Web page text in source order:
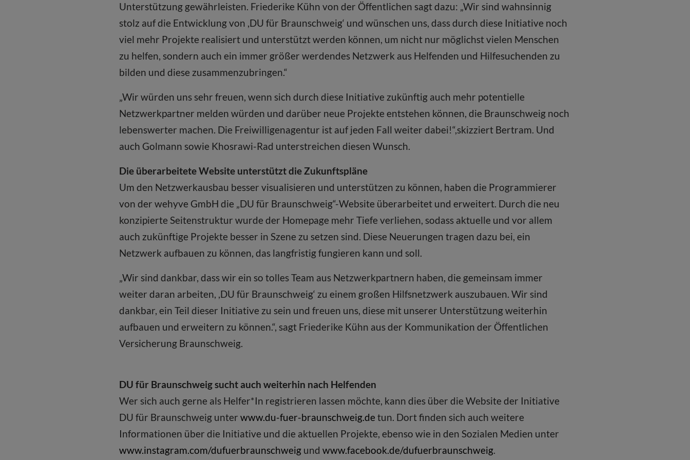
Unterstützung gewährleisten. Friederike Kühn von der Öffentlichen sagt dazu: „Wir sind wahnsinnig
stolz auf die Entwicklung von ,DU für Braunschweig‘ und wünschen uns, dass durch diese Initiative noch
viel mehr Projekte realisiert und unterstützt werden können, um nicht nur möglichst vielen Menschen
zu helfen, sondern auch ein immer größer werdendes Netzwerk aus Helfenden und Hilfesuchenden zu
bilden und diese zusammenzubringen.“
„Wir würden uns sehr freuen, wenn sich durch diese Initiative zukünftig auch mehr potentielle
Netzwerkpartner melden würden und darüber neue Projekte entstehen können, die Braunschweig noch
lebenswerter machen. Die Freiwilligenagentur ist auf jeden Fall weiter dabei!“,skizziert Bertram. Und
auch Golmann sowie Khosrawi-Rad unterstreichen diesen Wunsch.
Die überarbeitete Website unterstützt die Zukunftspläne
Um den Netzwerkausbau besser visualisieren und unterstützen zu können, haben die Programmierer
von der wehyve GmbH die „DU für Braunschweig“-Website überarbeitet und erweitert. Durch die neu
konzipierte Seitenstruktur wurde der Homepage mehr Tiefe verliehen, sodass aktuelle und vor allem
auch zukünftige Projekte besser in Szene zu setzen sind. Diese Neuerungen tragen dazu bei, ein
Netzwerk aufbauen zu können, das langfristig fungieren kann und soll.
„Wir sind dankbar, dass wir ein so tolles Team aus Netzwerkpartnern haben, die gemeinsam immer
weiter daran arbeiten, ,DU für Braunschweig‘ zu einem großen Hilfsnetzwerk auszubauen. Wir sind
dankbar, ein Teil dieser Initiative zu sein und freuen uns, diese mit unserer Unterstützung weiterhin
aufbauen und erweitern zu können.“, sagt Friederike Kühn aus der Kommunikation der Öffentlichen
Versicherung Braunschweig.
DU für Braunschweig sucht auch weiterhin nach Helfenden
Wer sich auch gerne als Helfer*In registrieren lassen möchte, kann dies über die Website der Initiative
DU für Braunschweig unter www.du-fuer-braunschweig.de tun. Dort finden sich auch weitere
Informationen über die Initiative und die aktuellen Projekte, ebenso wie in den Sozialen Medien unter
www.instagram.com/dufuerbraunschweig und www.facebook.de/dufuerbraunschweig.